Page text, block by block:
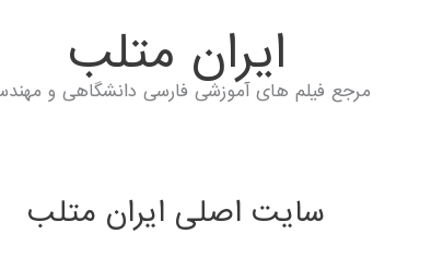
ايران متلب
مرجع فیلم های آموزشی فارسی دانشگاهی و
سایت اصلی ایران متلب